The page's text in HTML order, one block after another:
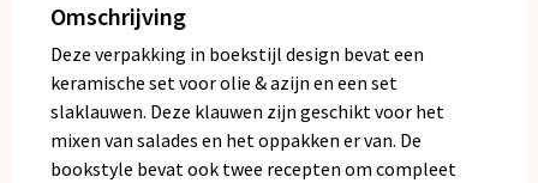
Omschrijving
Deze verpakking in boekstijl design bevat een
keramische set voor olie & azijn en een set
slaklauwen. Deze klauwen zijn geschikt voor het
mixen van salades en het oppakken er van. De
bookstyle bevat ook twee recepten om compleet